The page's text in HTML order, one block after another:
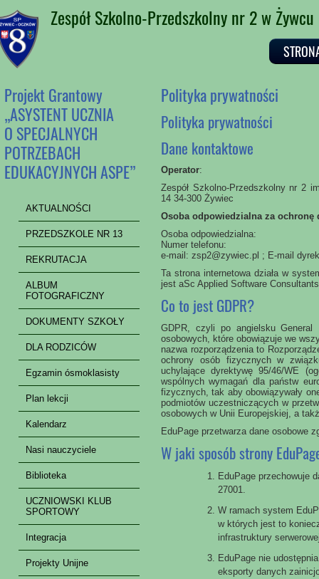
Zespół Szkolno-Przedszkolny nr 2 w Żywcu
Projekt Grantowy
„ASYSTENT UCZNIA
O SPECJALNYCH
POTRZEBACH
EDUKACYJNYCH ASPE”
AKTUALNOŚCI
PRZEDSZKOLE NR 13
REKRUTACJA
ALBUM
FOTOGRAFICZNY
DOKUMENTY SZKOŁY
DLA RODZICÓW
Egzamin ósmoklasisty
Plan lekcji
Kalendarz
Nasi nauczyciele
Biblioteka
UCZNIOWSKI KLUB
SPORTOWY
Integracja
Projekty Unijne
Polityka prywatności
Polityka prywatności
Dane kontaktowe
Operator:
Zespół Szkolno-Przedszkolny nr 2
14 34-300 Żywiec
Osoba odpowiedzialna za ochronę
Osoba odpowiedzialna:
Numer telefonu:
e-mail: zsp2@zywiec.pl ; E-mail
Ta strona internetowa działa w
jest aSc Applied Software
Co to jest GDPR?
GDPR, czyli po angielsku General
osobowych, które obowiązuje we
nazwa rozporządzenia to
ochrony osób fizycznych w
uchylające dyrektywę 95/46/WE
wspólnych wymagań dla państw
fizycznych, tak aby obowiązywały
podmiotów uczestniczących w
osobowych w Unii Europejskiej, a
EduPage przetwarza dane osobowe
W jaki sposób strony
EduPage przechowuje
27001.
W ramach system
w których jest to
infrastruktury
EduPage nie
eksporty danych